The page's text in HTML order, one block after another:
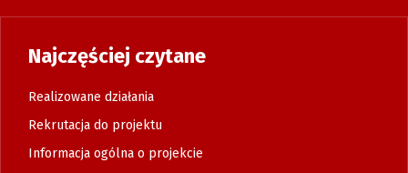
Najczęściej czytane
Realizowane działania
Rekrutacja do projektu
Informacja ogólna o projekcie